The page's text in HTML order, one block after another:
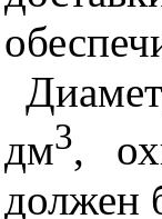
дм3,
должен